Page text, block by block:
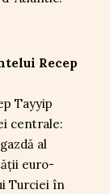
Recep
Tayyip
centrale:
al
euro-
Turciei în